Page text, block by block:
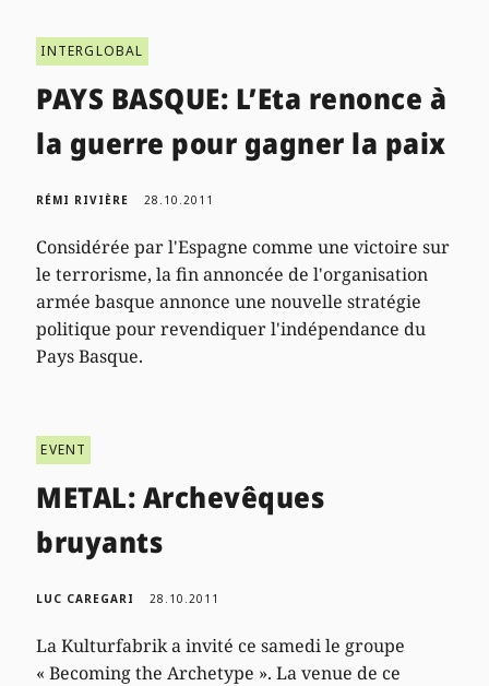
INTERGLOBAL
PAYS BASQUE: L’Eta renonce à
la guerre pour gagner la paix
RÉMI RIVIÈRE 28.10.2011
Considérée par l'Espagne comme une victoire sur
le terrorisme, la fin annoncée de l'organisation
armée basque annonce une nouvelle stratégie
politique pour revendiquer l'indépendance du
Pays Basque.
EVENT
METAL: Archevêques
bruyants
LUC CAREGARI 28.10.2011
La Kulturfabrik a invité ce samedi le groupe
« Becoming the Archetype ». La venue de ce